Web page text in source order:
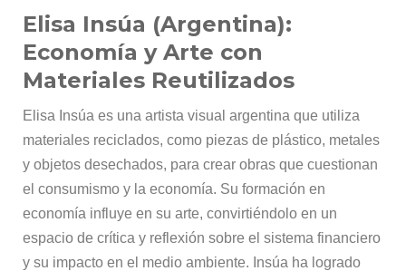
Elisa Insúa (Argentina):
Economía y Arte con
Materiales Reutilizados
Elisa Insúa es una artista visual argentina que utiliza
materiales reciclados, como piezas de plástico, metales
y objetos desechados, para crear obras que cuestionan
el consumismo y la economía. Su formación en
economía influye en su arte, convirtiéndolo en un
espacio de crítica y reflexión sobre el sistema financiero
y su impacto en el medio ambiente. Insúa ha logrado